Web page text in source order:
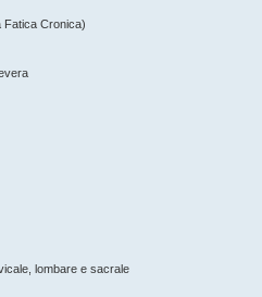
Fatica Cronica)
lombare e sacrale